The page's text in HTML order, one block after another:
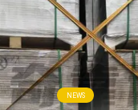
NEWS